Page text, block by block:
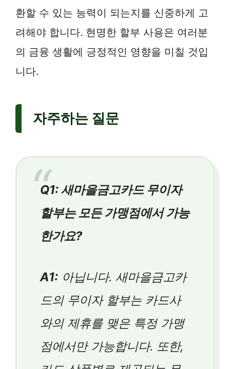
환할 수 있는 능력이 되는지를 신중하게 고
려해야 합니다. 현명한 할부 사용은 여러분
의 금융 생활에 긍정적인 영향을 미칠 것입
니다.
자주하는 질문
Q1: 새마을금고카드 무이자
할부는 모든 가맹점에서 가능
한가요?
A1: 아닙니다. 새마을금고카
드의 무이자 할부는 카드사
와의 제휴를 맺은 특정 가맹
점에서만 가능합니다. 또한,